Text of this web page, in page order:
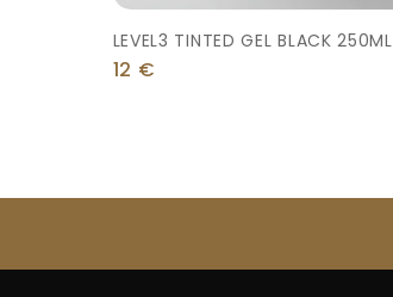
LEVEL3 TINTED GEL BLACK 250ML
12 €